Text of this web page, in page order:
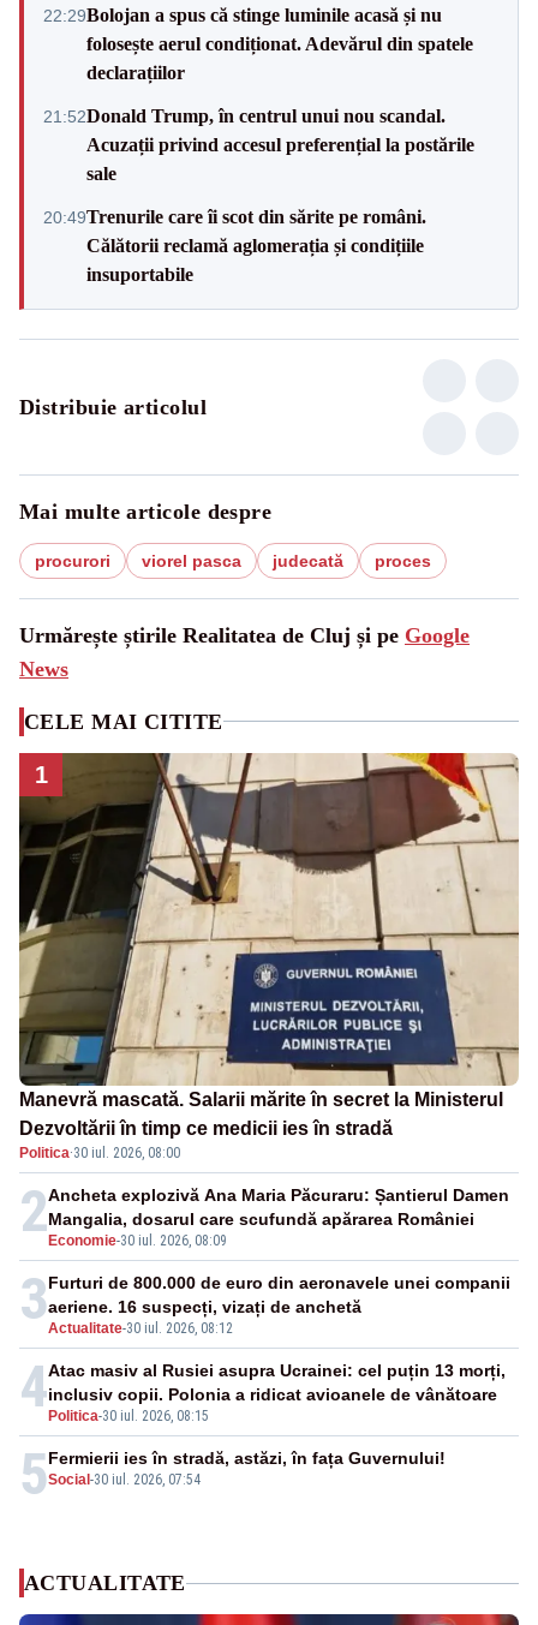
22:29Bolojan a spus că stinge luminile acasă și nu
folosește aerul condiționat. Adevărul din spatele
declarațiilor
21:52Donald Trump, în centrul unui nou scandal.
Acuzații privind accesul preferențial la postările
sale
20:49Trenurile care îi scot din sărite pe români.
Călătorii reclamă aglomerația și condițiile
insuportabile
Distribuie articolul
Mai multe articole despre
procurori viorel pasca judecată proces
Urmărește știrile Realitatea de Cluj și pe Google
News
CELE MAI CITITE
1
Manevră mascată. Salarii mărite în secret la Ministerul
Dezvoltării în timp ce medicii ies în stradă
Politica·30 iul. 2026, 08:00
2 Economie-30 iul. 2026, 08:09
Ancheta explozivă Ana Maria Păcuraru: Șantierul Damen
Mangalia, dosarul care scufundă apărarea României
3Actualitate-30 iul. 2026, 08:12
Furturi de 800.000 de euro din aeronavele unei companii
aeriene. 16 suspecți, vizați de anchetă
4 Politica-30 iul. 2026, 08:15
Atac masiv al Rusiei asupra Ucrainei: cel puțin 13 morți,
inclusiv copii. Polonia a ridicat avioanele de vânătoare
5Social -30 iul. 2026, 07:54
Fermierii ies în stradă, astăzi, în fața Guvernului!
ACTUALITATE